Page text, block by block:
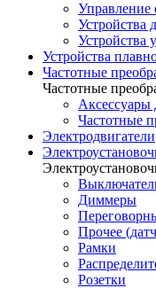
Управление
Устройства
Устройства
Устройства
Частотные
Частотные
Аксессуары
Частотные
Электродвигатели
Диммеры
Прочее
Рамки
Розетки